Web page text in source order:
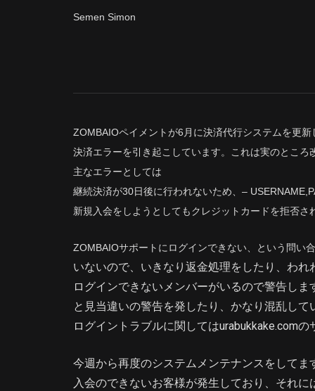
Semen Simon
ZOMBAIOペイメントが6月に決済代行システムを更
決済エラーを引き起こしています。これは実のところ
主なエラーとしては
継続決済が30日後に行われないため、–
新規入会をしようとしてもクレジットカードを拒否さ
ZOMBAIOサポートにログインできない、という問い
いないので、いきなり返金処理をしたり、わ
ログインできないメンバーがいるので警告しま
と見当違いの警告を発したり、かなり混乱して
ログイントラブルに関してはurabukkake.com
今週から再度のシステムメンテナンスをして
入会のできないお客様が発生しており、それ